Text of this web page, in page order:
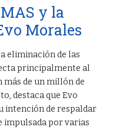
y la
Morales
eliminación de las
principalmente al
más de un millón de
destaca que Evo
intención de respaldar
impulsada por varias